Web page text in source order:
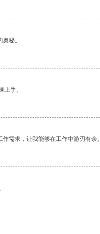
秘。
上手。
需求，让我能够在工作中游刃有余。